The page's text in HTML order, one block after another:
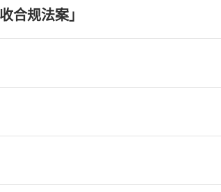
合规法案」